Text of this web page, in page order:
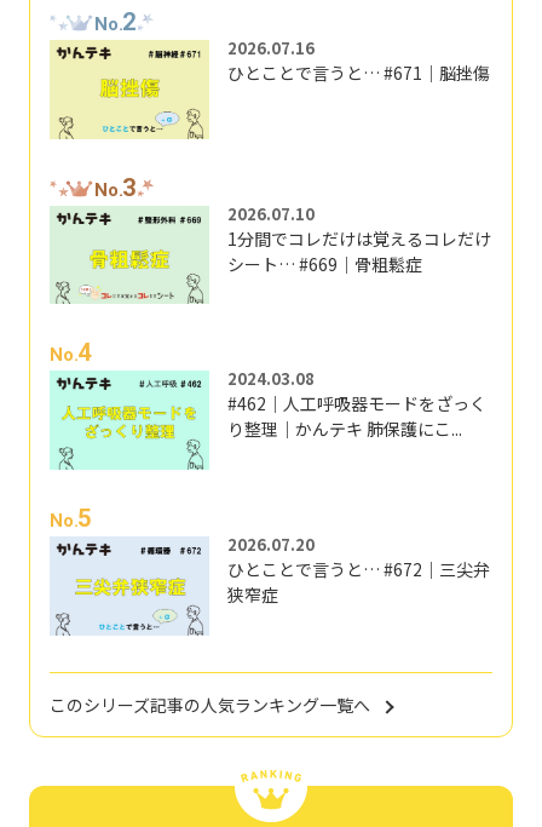
No.2
2026.07.16
ひとことで言うと… #671｜脳挫傷
No.3
2026.07.10
1分間でコレだけは覚えるコレだけ
シート… #669｜骨粗鬆症
No.4
2024.03.08
#462｜人工呼吸器モードをざっく
り整理｜かんテキ 肺保護にこ...
No.5
2026.07.20
ひとことで言うと… #672｜三尖弁
狭窄症
このシリーズ記事の人気ランキング一覧へ